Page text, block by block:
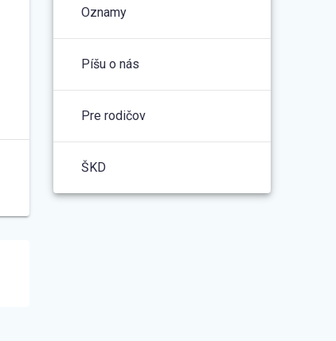
Oznamy
Píšu o nás
Pre rodičov
ŠKD